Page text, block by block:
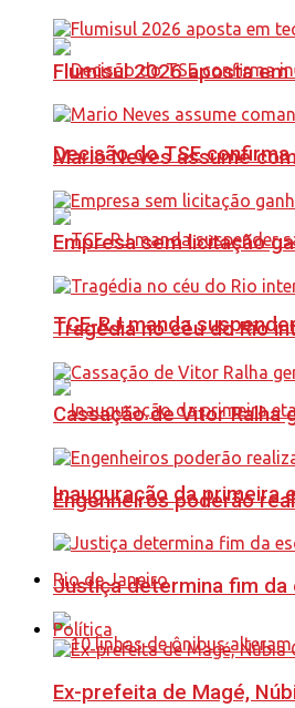
Decisão do TSE
TCE-RJ manda
Inauguração da primeira
Rio de Janeiro
Flumisul 2026 aposta
Mario Neves assume
Empresa sem licitação
Tragédia no céu do Rio
Cassação de Vitor
Engenheiros poderão
Justiça determina fim da
Política
Ex-prefeita de Magé,